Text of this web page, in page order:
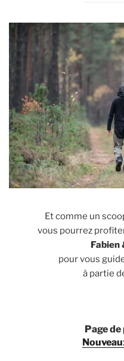
Et comme un
vous pourrez
Fabien
pour vous
à partie
Page